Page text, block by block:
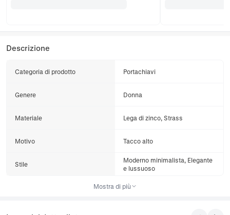
Descrizione
Categoria di prodotto Portachiavi
Genere Donna
Materiale Lega di zinco, Strass
Motivo Tacco alto
Stile
Moderno minimalista, Elegante
e lussuoso
Mostra di più